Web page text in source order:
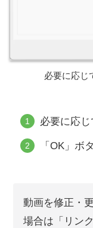
必要に応じ
必要に応
「OK」ボ
動画を修正・
場合は「リン